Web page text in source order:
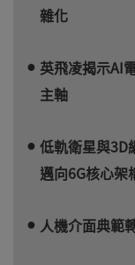
雜化
英飛凌揭示AI
主軸
低軌衛星與
邁向6G核心架
人機介面典範